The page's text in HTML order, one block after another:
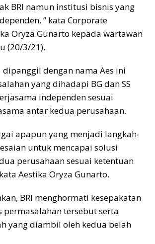
BRI namun institusi bisnis yang
” kata Corporate
Oryza Gunarto kepada wartawan
(20/3/21).
dipanggil dengan nama Aes ini
yang dihadapi BG dan SS
independen sesuai
antar kedua perusahaan.
apapun yang menjadi langkah-
untuk mencapai solusi
perusahaan sesuai ketentuan
Aestika Oryza Gunarto.
BRI menghormati kesepakatan
permasalahan tersebut serta
yang diambil oleh kedua belah